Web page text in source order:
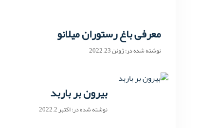
معرفی باغ رستوران میلانو
نوشته شده در: ژوئن 23, 2022
بیرون بر باربد
نوشته شده در: اکتبر 2, 2022